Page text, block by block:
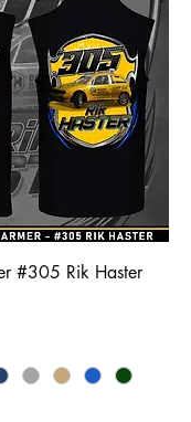
#305 Rik Haster